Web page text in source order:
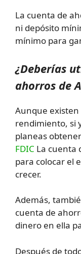
La cuenta de
ni depósito
mínimo para
¿Deberías
ahorros de
Aunque
rendimiento, si
planeas
FDIC La cuenta
para colocar el
crecer.
Además,
cuenta de
dinero en ella
Después de